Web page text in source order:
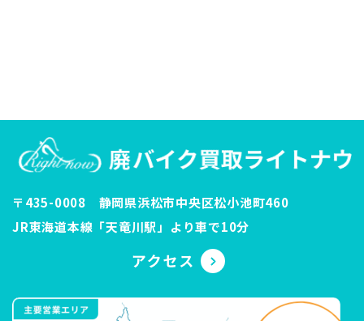
〒435-0008 静岡県浜松市中央区松小池町460
JR東海道本線「天竜川駅」より車で10分